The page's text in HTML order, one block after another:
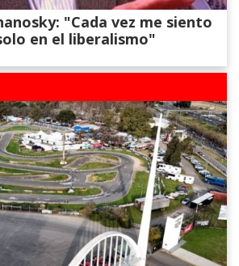
"Cada vez me siento
en el liberalismo"